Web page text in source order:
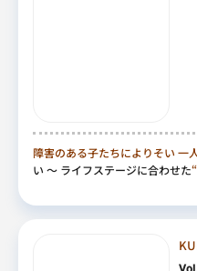
障害のある子たちによりそい 一
い ～ ライフステージに合わせた